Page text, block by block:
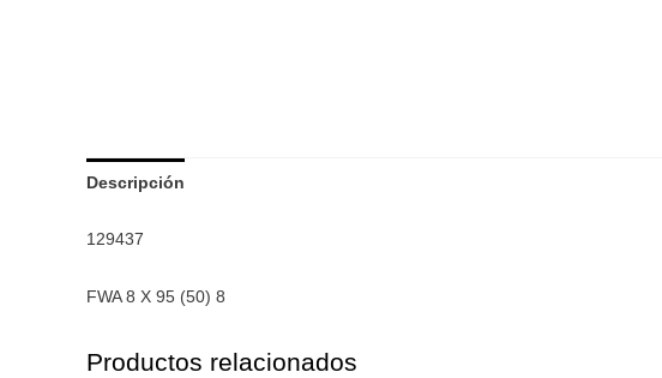
Descripción
129437
FWA 8 X 95 (50) 8
Productos relacionados